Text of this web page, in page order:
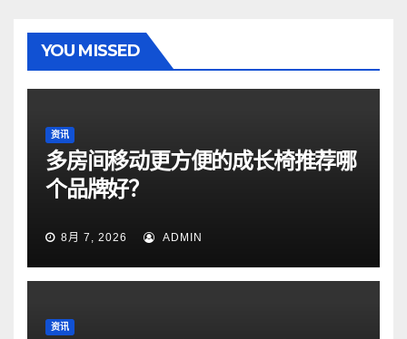
YOU MISSED
资讯
多房间移动更方便的成长椅推荐哪
个品牌好？
8月 7, 2026 ADMIN
资讯